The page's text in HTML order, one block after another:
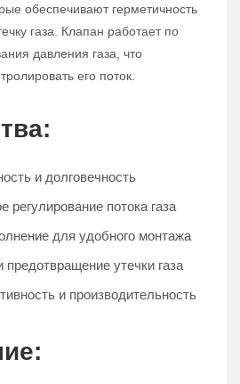
обеспечивают герметичность
газа. Клапан работает по
давления газа, что
его поток.
и долговечность
регулирование потока газа
для удобного монтажа
предотвращение утечки газа
и производительность